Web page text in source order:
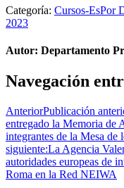
Categoría: Cursos-EsPor
2023
Autor: Departamento
Navegación
AnteriorPublicación
entregado la Memoria de
integrantes de la Mesa de
siguiente:La Agencia
autoridades europeas de
Roma en la Red NEIWA